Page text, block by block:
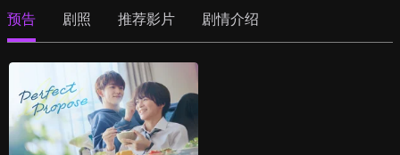
预告 剧照 推荐影片 剧情介绍